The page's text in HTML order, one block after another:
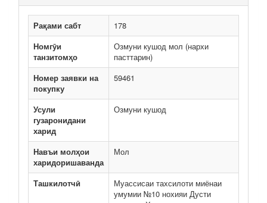
Рақами сабт
178
Номгӯи
танзитомҳо
Озмуни кушод мол (нархи
пасттарин)
Номер заявки на
покупку
59461
Усули
гузаронидани
харид
Озмуни кушод
Навъи молҳои
харидоришаванда
Мол
Ташкилотчӣ
Муассисаи тахсилоти миёнаи
умумии №10 нохияи Дусти